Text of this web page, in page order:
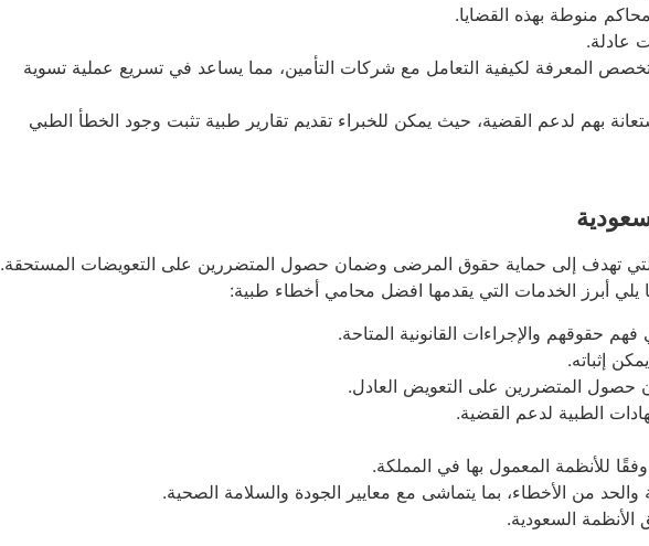
منوطة بهذه القضايا.
عادلة.
المعرفة لكيفية التعامل مع شركات التأمين، مما يساعد في تسريع عملية تسوية
بهم لدعم القضية، حيث يمكن للخبراء تقديم تقارير طبية تثبت وجود الخطأ الطبي
تهدف إلى حماية حقوق المرضى وضمان حصول المتضررين على التعويضات المستحقة.
يلي أبرز الخدمات التي يقدمها افضل محامي أخطاء طبية:
حقوقهم والإجراءات القانونية المتاحة.
إثباته.
حصول المتضررين على التعويض العادل.
الطبية لدعم القضية.
للأنظمة المعمول بها في المملكة.
من الأخطاء، بما يتماشى مع معايير الجودة والسلامة الصحية.
السعودية.